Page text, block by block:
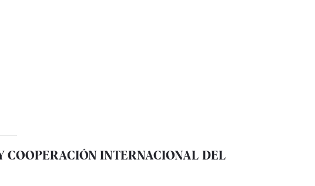
COOPERACIÓN INTERNACIONAL DEL